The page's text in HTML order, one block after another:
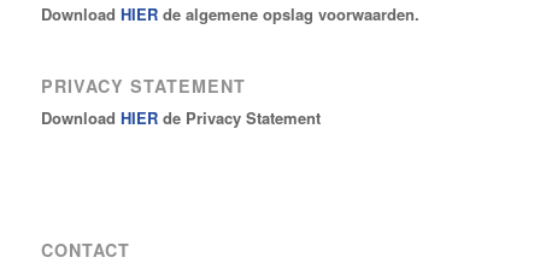
Download HIERde algemene opslag voorwaarden.
PRIVACY STATEMENT
Download HIERde Privacy Statement
CONTACT